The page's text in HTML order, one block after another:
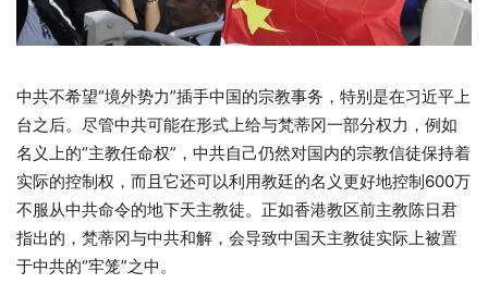
中共不希望“境外势力”插手中国的宗教事务，特别是在习近平上
台之后。尽管中共可能在形式上给与梵蒂冈一部分权力，例如
名义上的“主教任命权”，中共自己仍然对国内的宗教信徒保持着
实际的控制权，而且它还可以利用教廷的名义更好地控制600万
不服从中共命令的地下天主教徒。正如香港教区前主教陈日君
指出的，梵蒂冈与中共和解，会导致中国天主教徒实际上被置
于中共的“牢笼”之中。